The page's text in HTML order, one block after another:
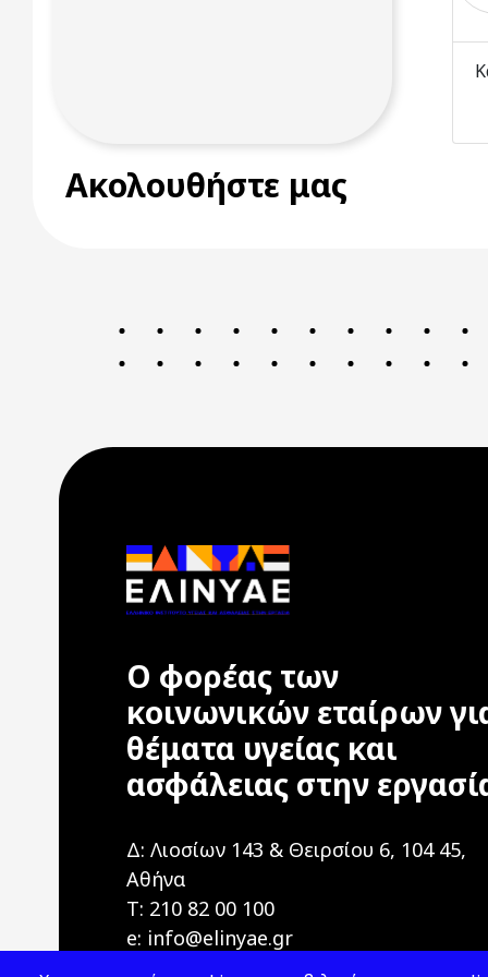
Ακολουθήστε μας
Ο φορέας των
κοινωνικών εταίρων
θέματα υγείας και
ασφάλειας στην
Δ: Λιοσίων 143 & Θειρσίου 6, 104 45,
Αθήνα
T: 210 82 00 100
e: info@elinyae.gr